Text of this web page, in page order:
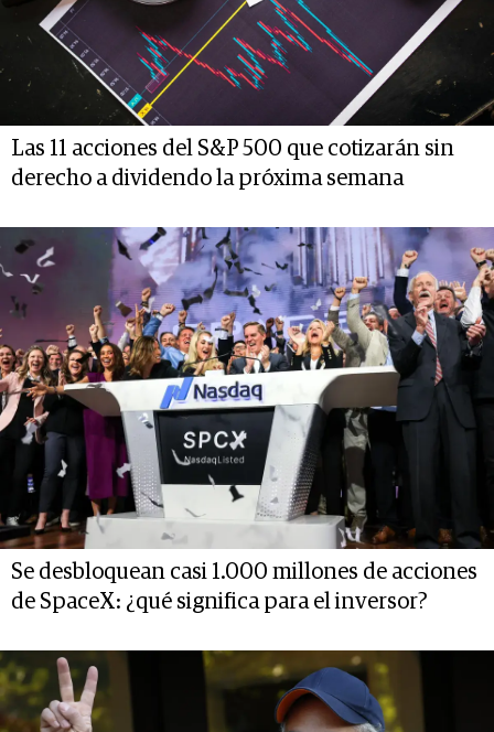
Las 11 acciones del S&P 500 que cotizarán sin
derecho a dividendo la próxima semana
Se desbloquean casi 1.000 millones de acciones
de SpaceX: ¿qué significa para el inversor?